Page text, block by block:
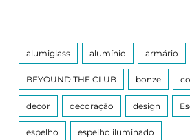
alumiglass alumínio armário
BEYOUND THE CLUB bonze
decor decoração design
espelho espelho iluminado